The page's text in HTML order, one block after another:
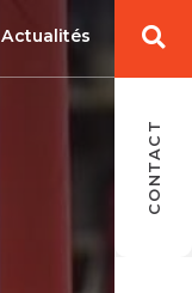
Actualités
CONTACT
Rue